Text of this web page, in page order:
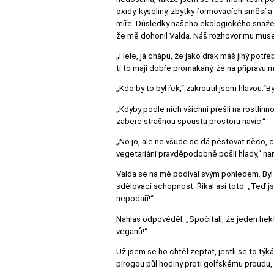
oxidy, kyseliny, zbytky formovacích směsí
míře. Důsledky našeho ekologického
že mě dohonil Valda. Náš rozhovor mu
„Hele, já chápu, že jako drak máš jiný
ti to mají dobře promakaný, že na přípravu
„Kdo by to byl řek,“ zakroutil jsem
„Kdyby podle nich všichni přešli na
zabere strašnou spoustu prostoru navíc.“
„No jo, ale ne všude se dá pěstovat něco,
vegetariáni pravděpodobně pošli hlady,“
Valda se na mě podíval svým pohledem.
sdělovací schopnost. Říkal asi toto: „Teď
nepodaří!“
Nahlas odpověděl: „Spočítali, že jeden
veganů!“
Už jsem se ho chtěl zeptat, jestli se to
pirogou půl hodiny proti golfskému proudu,